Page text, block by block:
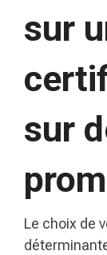
sur
sur
Le choix de